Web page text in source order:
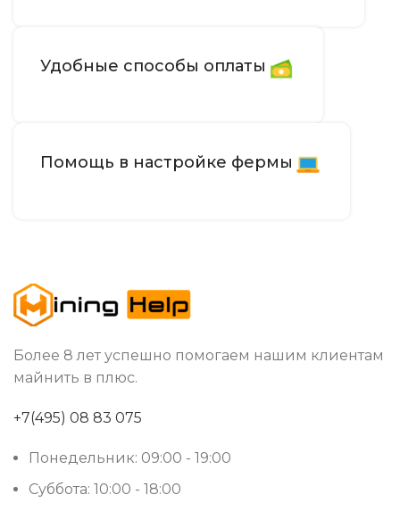
Удобные способы оплаты
Помощь в настройке фермы
Более 8 лет успешно помогаем нашим клиентам
майнить в плюс.
+7(495) 08 83 075
Понедельник: 09:00 - 19:00
Суббота: 10:00 - 18:00